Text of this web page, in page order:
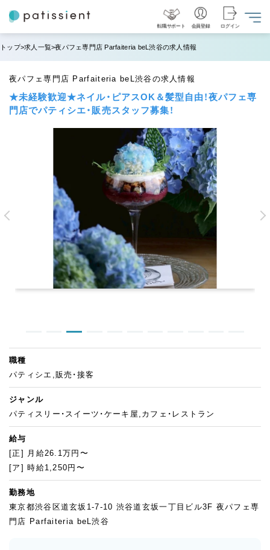
転職サポート 会員登録 ログイン
トップ 求人一覧 夜パフェ専門店 Parfaiteria beL渋谷の求人情報
夜パフェ専門店 Parfaiteria beL渋谷の求人情報
★未経験歓迎★ネイル・ピアスOK＆髪型自由！夜パフェ専
門店でパティシエ・販売スタッフ募集！
職種
パティシエ,販売・接客
ジャンル
パティスリー・スイーツ・ケーキ屋,カフェ・レストラン
給与
[正] 月給26.1万円〜
[ア] 時給1,250円〜
勤務地
東京都渋谷区道玄坂1-7-10 渋谷道玄坂一丁目ビル3F 夜パフェ専
門店 Parfaiteria beL渋谷